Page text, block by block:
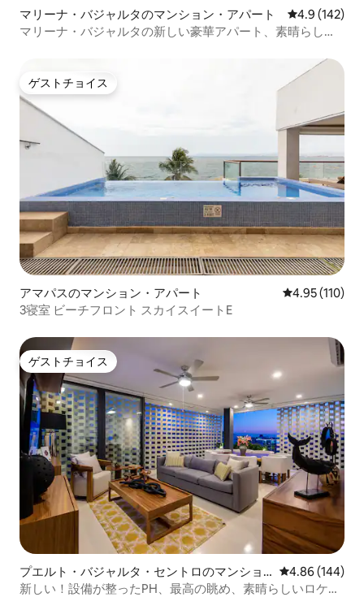
マリーナ・バジャルタのマンション・アパート レビュー142
4.9 (142)
マリーナ・バジャルタの新しい豪華アパート、素晴らしい
ゲストチョイス
ゲストチョイス
アマパスのマンション・アパート レビュー110
4.95 (110)
3寝室 ビーチフロント スカイスイートE
ゲストチョイス
ゲストチョイス
プエルト・バジャルタ・セントロのマンショ
ン・アパート
レビュー144
4.86 (144)
新しい！設備が整ったPH、最高の眺め、素晴らしいロケー